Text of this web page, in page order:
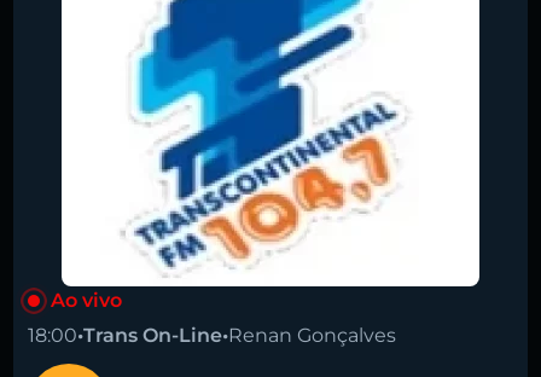
Ao vivo
18:00•Trans On-Line•Renan Gonçalves